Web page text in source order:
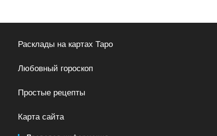
Расклады на картах Таро
Любовный гороскоп
Простые рецепты
Карта сайта